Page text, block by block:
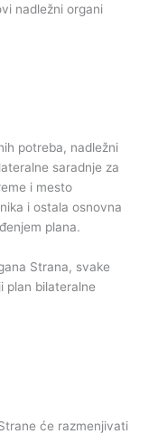
nadležni organi
potreba, nadležni
saradnje za
i mesto
i ostala osnovna
plana.
Strana, svake
plan bilateralne
će razmenjivati